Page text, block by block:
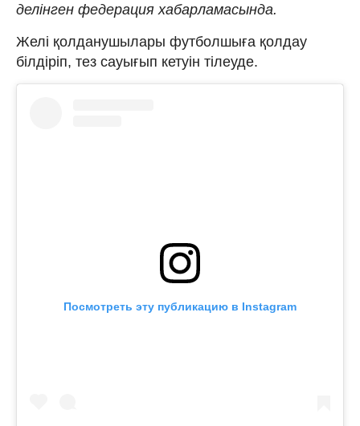
делінген федерация хабарламасында.
Желі қолданушылары футболшыға қолдау
білдіріп, тез сауығып кетуін тілеуде.
Посмотреть эту публикацию в Instagram